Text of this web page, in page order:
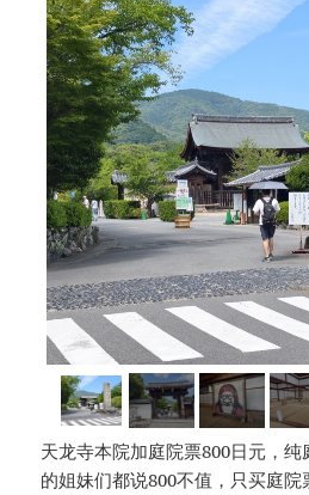
天龙寺本院加庭院票800日元，
的姐妹们都说800不值，只买庭